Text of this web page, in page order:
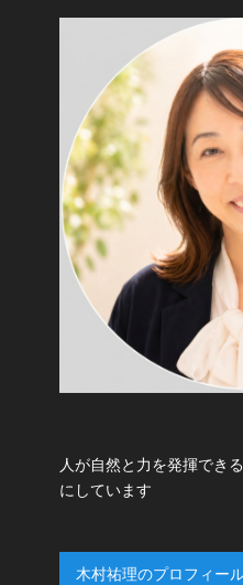
人が自然と力を発揮でき
にしています
木村祐理のプロフィー